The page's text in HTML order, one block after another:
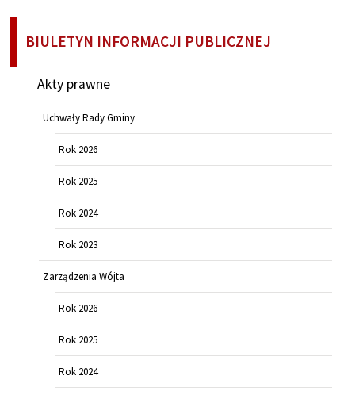
BIULETYN INFORMACJI PUBLICZNEJ
Akty prawne
Uchwały Rady Gminy
Rok 2026
Rok 2025
Rok 2024
Rok 2023
Zarządzenia Wójta
Rok 2026
Rok 2025
Rok 2024